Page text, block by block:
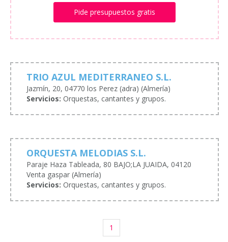
Pide presupuestos gratis
TRIO AZUL MEDITERRANEO S.L.
Jazmín, 20, 04770 los Perez (adra) (Almería)
Servicios: Orquestas, cantantes y grupos.
ORQUESTA MELODIAS S.L.
Paraje Haza Tableada, 80 BAJO;LA JUAIDA, 04120
Venta gaspar (Almería)
Servicios: Orquestas, cantantes y grupos.
1